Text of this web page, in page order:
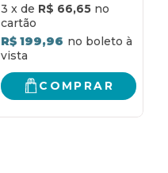
3 x de R$ 66,65
R$ 199,96
COMPRAR